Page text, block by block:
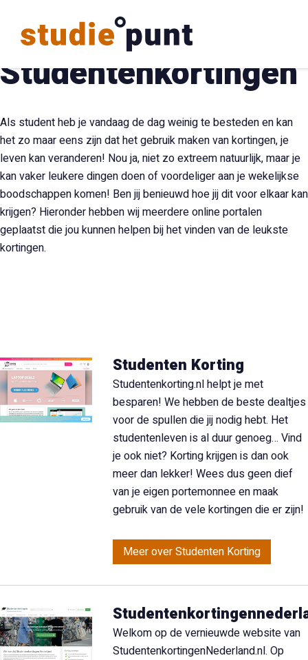
Studentenkortingen
Als student heb je vandaag de dag weinig te besteden en kan
het zo maar eens zijn dat het gebruik maken van kortingen, je
leven kan veranderen! Nou ja, niet zo extreem natuurlijk, maar je
kan vaker leukere dingen doen of voordeliger aan je wekelijkse
boodschappen komen! Ben jij benieuwd hoe jij dit voor elkaar kan
krijgen? Hieronder hebben wij meerdere online portalen
geplaatst die jou kunnen helpen bij het vinden van de leukste
kortingen.
Studenten Korting
Studentenkorting.nl helpt je met
besparen! We hebben de beste dealtjes
voor de spullen die jij nodig hebt. Het
studentenleven is al duur genoeg… Vind
je ook niet? Korting krijgen is dan ook
meer dan lekker! Wees dus geen dief
van je eigen portemonnee en maak
gebruik van de vele kortingen die er zijn!
Meer over Studenten Korting
Welkom op de vernieuwde website van
StudentenkortingenNederland.nl. Op